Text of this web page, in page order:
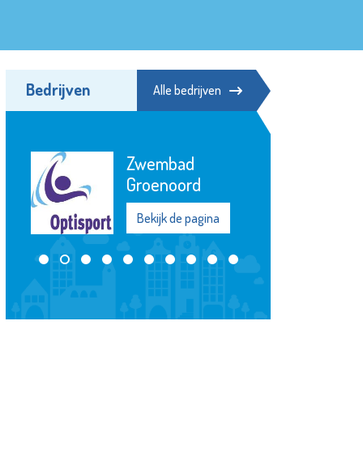
Bedrijven Alle bedrijven
Zwembad
Groenoord
Bekijk de pagina